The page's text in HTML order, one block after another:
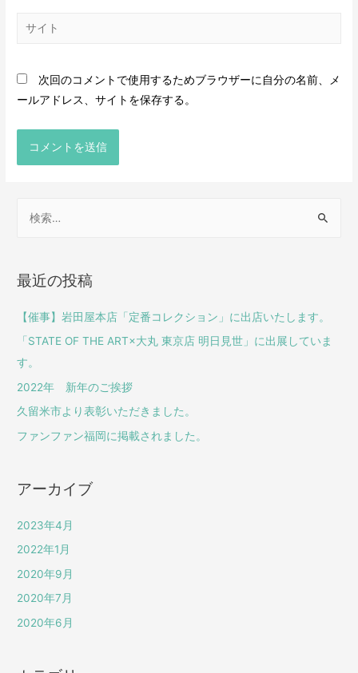
次回のコメントで使用するためブラウザーに自分の名前、メ
ールアドレス、サイトを保存する。
最近の投稿
【催事】岩田屋本店「定番コレクション」に出店いたします。
「STATE OF THE ART×大丸 東京店 明日見世」に出展していま
す。
2022年 新年のご挨拶
久留米市より表彰いただきました。
ファンファン福岡に掲載されました。
アーカイブ
2023年4月
2022年1月
2020年9月
2020年7月
2020年6月